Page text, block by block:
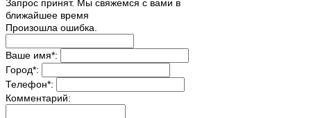
Запрос принят. Мы свяжемся с вами в
ближайшее время
Произошла ошибка.
Ваше имя*:
Город*:
Телефон*:
Комментарий: